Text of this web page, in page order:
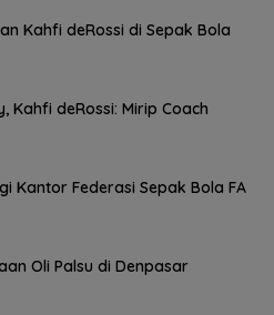
Kahfi deRossi di Sepak Bola
Kahfi deRossi: Mirip Coach
Kantor Federasi Sepak Bola FA
Oli Palsu di Denpasar